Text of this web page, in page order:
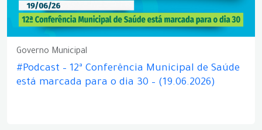
Governo Municipal
#Podcast – 12ª Conferência Municipal de Saúde
está marcada para o dia 30 – (19.06.2026)